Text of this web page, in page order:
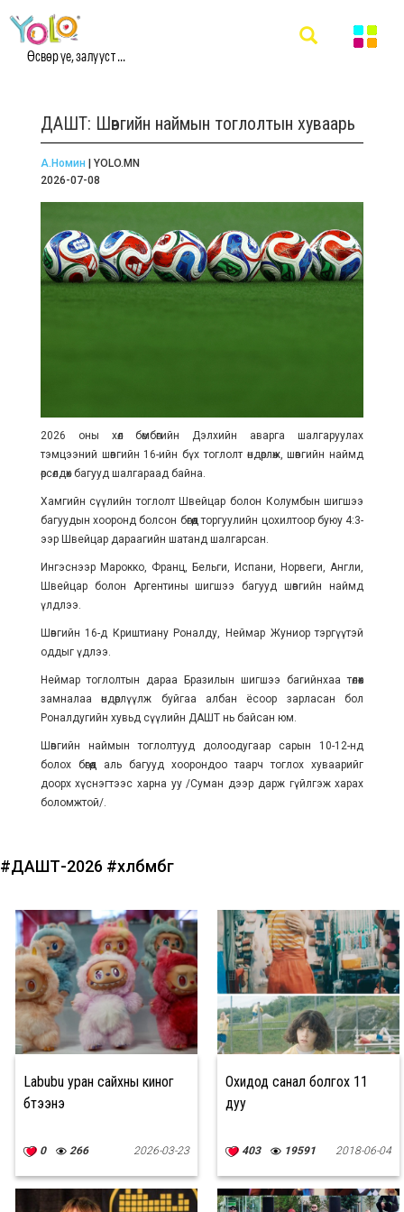
Өсвөр үе, залууст ...
ДАШТ: Шөвгийн наймын тоглолтын хуваарь
А.Номин | YOLO.MN
2026-07-08
2026 оны хөл бөмбөгийн Дэлхийн аварга шалгаруулах
тэмцээний шөвгийн 16-ийн бүх тоглолт өндөрлөж, шөвгийн наймд
өрсөлдөх багууд шалгараад байна.
Хамгийн сүүлийн тоглолт Швейцар болон Колумбын шигшээ
багуудын хооронд болсон бөгөөд торгуулийн цохилтоор буюу 4:3-
ээр Швейцар дараагийн шатанд шалгарсан.
Ингэснээр Марокко, Франц, Бельги, Испани, Норвеги, Англи,
Швейцар болон Аргентины шигшээ багууд шөвгийн наймд
үлдлээ.
Шөвгийн 16-д Криштиану Роналду, Неймар Жуниор тэргүүтэй
оддыг үдлээ.
Неймар тоглолтын дараа Бразилын шигшээ багийнхаа төлөөх
замналаа өндөрлүүлж буйгаа албан ёсоор зарласан бол
Роналдугийн хувьд сүүлийн ДАШТ нь байсан юм.
Шөвгийн наймын тоглолтууд долоодугаар сарын 10-12-нд
болох бөгөөд аль багууд хоорондоо таарч тоглох хуваарийг
доорх хүснэгтээс харна уу /Суман дээр дарж гүйлгэж харах
боломжтой/.
#ДАШТ-2026 #хөлбөмбөг
Labubu уран сайхны киног
бүтээнэ
0 266 2026-03-23
Охидод санал болгох 11
дуу
403 19591 2018-06-04